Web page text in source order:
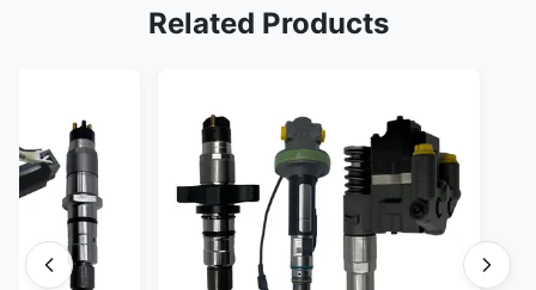
Related Products